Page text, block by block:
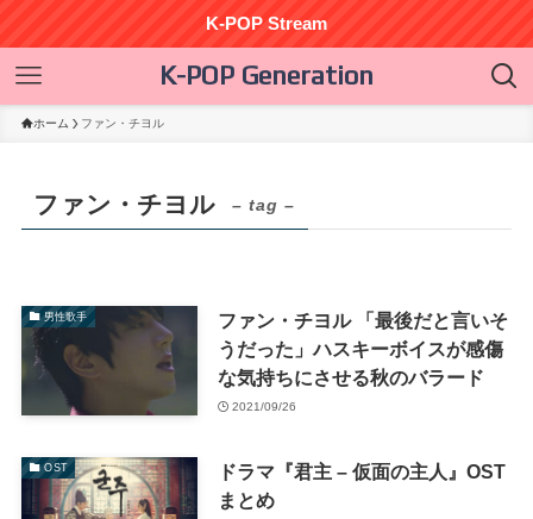
K-POP Stream
K-POP Generation
ホーム ファン・チヨル
ファン・チヨル – tag –
男性歌手
ファン・チヨル 「最後だと言いそ
うだった」ハスキーボイスが感傷
な気持ちにさせる秋のバラード
2021/09/26
OST
ドラマ『君主 – 仮面の主人』OST
まとめ